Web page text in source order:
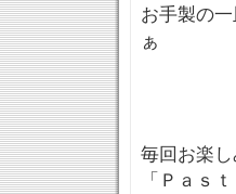
お手製の
ぁ
毎回お楽
「Ｐａｓ